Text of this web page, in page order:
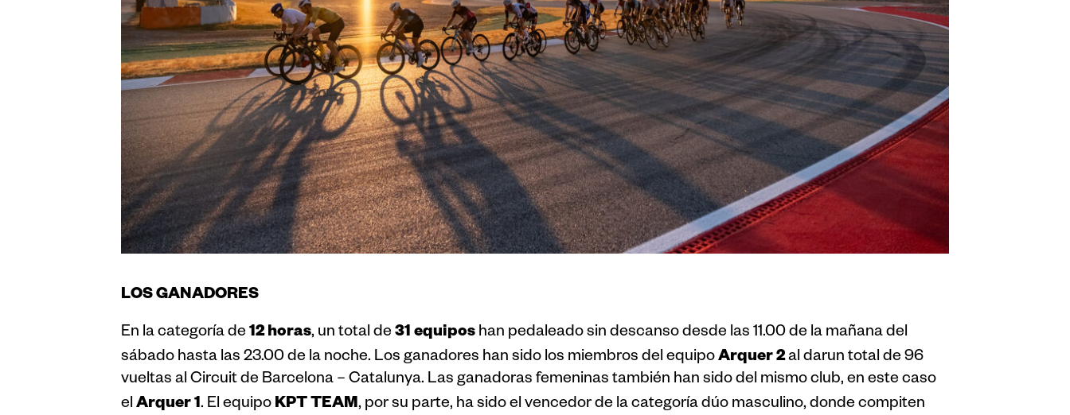
LOS GANADORES
En la categoría de 12 horas, un total de 31 equipos han pedaleado sin descanso desde las 11.00 de la mañana del
sábado hasta las 23.00 de la noche. Los ganadores han sido los miembros del equipoArquer 2al darun total de 96
vueltas al Circuit de Barcelona – Catalunya. Las ganadoras femeninas también han sido del mismo club, en este caso
el Arquer 1. El equipo KPT TEAM, por su parte, ha sido el vencedor de la categoría dúo masculino, donde compiten